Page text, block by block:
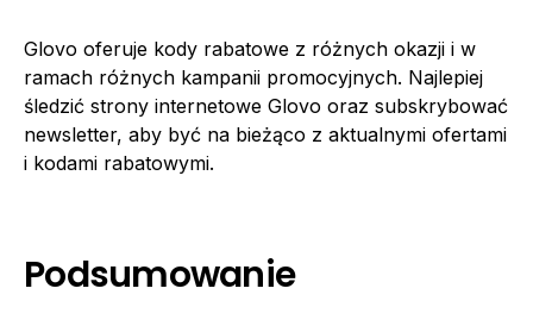
Glovo oferuje kody rabatowe z różnych okazji i w
ramach różnych kampanii promocyjnych. Najlepiej
śledzić strony internetowe Glovo oraz subskrybować
newsletter, aby być na bieżąco z aktualnymi ofertami
i kodami rabatowymi.
Podsumowanie